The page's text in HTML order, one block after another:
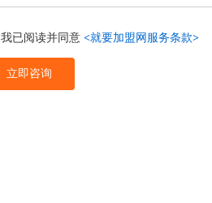
我已阅读并同意<就要加盟网服务条款>
立即咨询